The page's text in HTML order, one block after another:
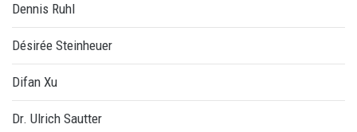
Dennis Ruhl
Désirée Steinheuer
Difan Xu
Dr. Ulrich Sautter